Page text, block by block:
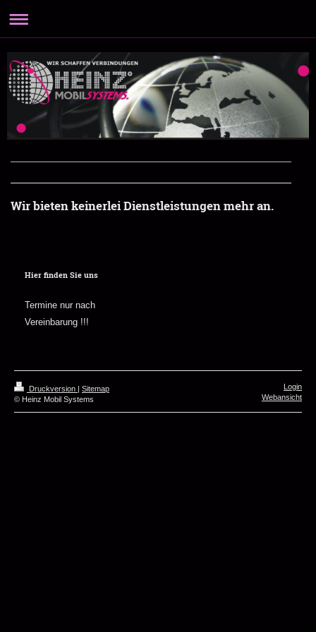
Wir bieten keinerlei Dienstleistungen mehr an.
Hier finden Sie uns
Termine nur nach
Vereinbarung !!!
Druckversion | Sitemap
© Heinz Mobil Systems
Login
Webansicht